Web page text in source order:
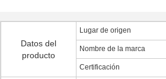
Datos del
producto
Lugar de origen
Nombre de la marca
Certificación